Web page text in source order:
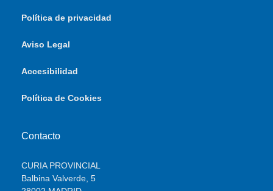
Política de privacidad
Aviso Legal
Accesibilidad
Política de Cookies
Contacto
CURIA PROVINCIAL
Balbina Valverde, 5